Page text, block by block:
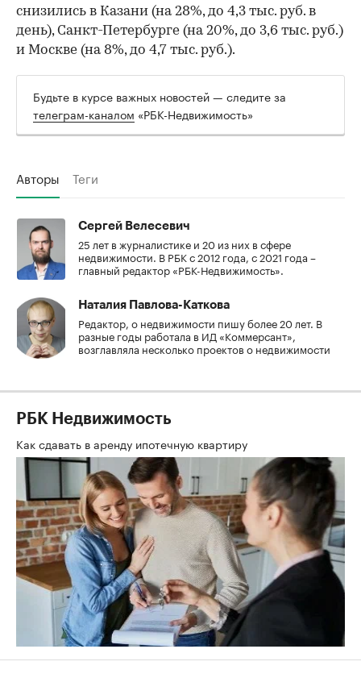
снизились в Казани (на 28%, до 4,3 тыс. руб. в
день), Санкт-Петербурге (на 20%, до 3,6 тыс. руб.)
и Москве (на 8%, до 4,7 тыс. руб.).
Будьте в курсе важных новостей — следите за
телеграм-каналом «РБК-Недвижимость»
Авторы Теги
Сергей Велесевич
25 лет в журналистике и 20 из них в сфере
недвижимости. В РБК с 2012 года, с 2021 года –
главный редактор «РБК-Недвижимость».
Наталия Павлова-Каткова
Редактор, о недвижимости пишу более 20 лет. В
разные годы работала в ИД «Коммерсант»,
возглавляла несколько проектов о недвижимости
РБК Недвижимость
Как сдавать в аренду ипотечную квартиру